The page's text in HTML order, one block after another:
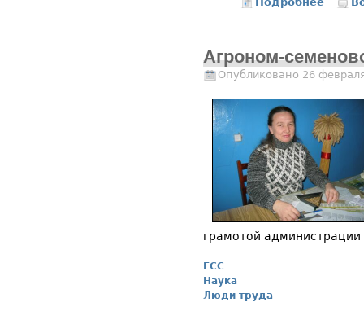
Агроном-
Опубликовано 26
грамотой
ГСС
Наука
Люди труда